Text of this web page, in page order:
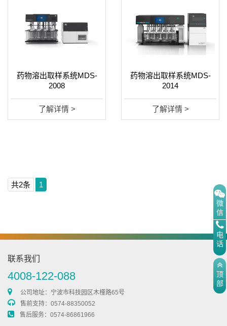
药物检测
药物溶出仪
药物溶出取样系统
脱气仪
药物溶出取样系统MDS-
2008
了解详情 >
药物溶出取样系统MDS-
2014
了解详情 >
共2条 1
联系我们
4008-122-088
公司地址：宁波市科技园区木槿路65号
售前支持：0574-88350052
售后服务：0574-86861966
微
信
电
话
顶
部